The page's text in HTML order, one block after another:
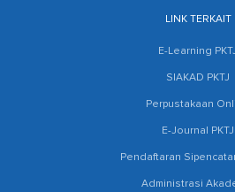
LINK TERKAIT
E-Learning
SIAKAD PKTJ
Perpustakaan
E-Journal PKTJ
Pendaftaran
Administrasi